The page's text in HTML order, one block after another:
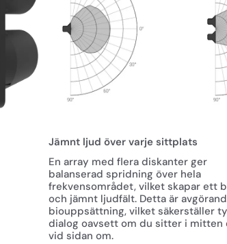
är detta en perfekt blandning av pris/
front med helt klara och rena röster. Man
står då de skapar en riktigt bra ljudbild." –
Jämnt ljud över varje sittplats
En array med flera diskanter ger
balanserad spridning över hela
frekvensområdet, vilket skapar ett
och jämnt ljudfält. Detta är
biouppsättning, vilket säkerställer
dialog oavsett om du sitter i mitten
vid sidan om.